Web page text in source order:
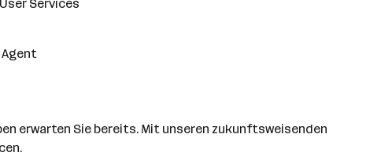
Services
erwarten Sie bereits. Mit unseren zukunftsweisenden